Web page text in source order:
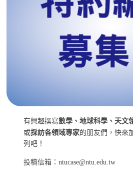
有興趣撰寫數學、地球科學、天文
或採訪各領域專家的朋友們，快來
列吧！
投稿信箱：ntucase@ntu.edu.tw